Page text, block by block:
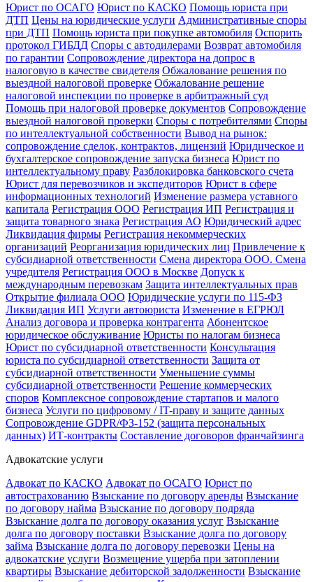
Юрист по ОСАГО Юрист по КАСКО Помощь юриста при
ДТП Цены на юридические услуги Административные споры
при ДТП Помощь юриста при покупке автомобиля Оспорить
протокол ГИБДД Споры с автодилерами Возврат автомобиля
по гарантии Сопровождение директора на допрос в
налоговую в качестве свидетеля Обжалование решения по
выездной налоговой проверке Обжалование решение
налоговой инспекции по проверке в арбитражный суд
Помощь при налоговой проверке документов Сопровождение
выездной налоговой проверки Споры с потребителями Споры
по интеллектуальной собственности Вывод на рынок:
сопровождение сделок, контрактов, лицензий Юридическое и
бухгалтерское сопровождение запуска бизнеса Юрист по
интеллектуальному праву Разблокировка банковского счета
Юрист для перевозчиков и экспедиторов Юрист в сфере
информационных технологий Изменение размера уставного
капитала Регистрация ООО Регистрация ИП Регистрация и
защита товарного знака Регистрация АО Юридический адрес
Ликвидация фирмы Регистрация некоммерческих
организаций Реорганизация юридических лиц Привлечение к
субсидиарной ответственности Смена директора ООО. Смена
учредителя Регистрация ООО в Москве Допуск к
международным перевозкам Защита интеллектуальных прав
Открытие филиала ООО Юридические услуги по 115-ФЗ
Ликвидация ИП Услуги автоюриста Изменение в ЕГРЮЛ
Анализ договора и проверка контрагента Абонентское
юридическое обслуживание Юристы по налогам бизнеса
Юрист по субсидиарной ответственности Консультация
юриста по субсидиарной ответственности Защита от
субсидиарной ответственности Уменьшение суммы
субсидиарной ответственности Решение коммерческих
споров Комплексное сопровождение стартапов и малого
бизнеса Услуги по цифровому / IT-праву и защите данных
Сопровождение GDPR/ФЗ-152 (защита персональных
данных) ИТ-контракты Составление договоров франчайзинга
Адвокатские услуги
Адвокат по КАСКО Адвокат по ОСАГО Юрист по
автострахованию Взыскание по договору аренды Взыскание
по договору найма Взыскание по договору подряда
Взыскание долга по договору оказания услуг Взыскание
долга по договору поставки Взыскание долга по договору
займа Взыскание долга по договору перевозки Цены на
адвокатские услуги Возмещение ущерба при затоплении
квартиры Взыскание дебиторской задолженности Взыскание